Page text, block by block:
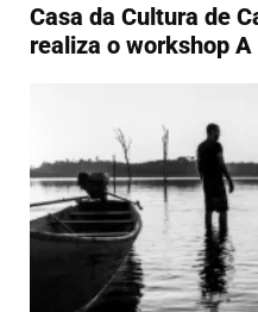
Casa da Cultura de
realiza o workshop